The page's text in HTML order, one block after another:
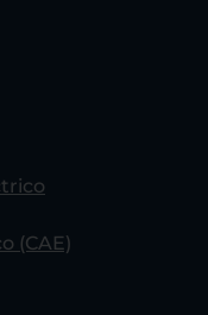
(CAE)